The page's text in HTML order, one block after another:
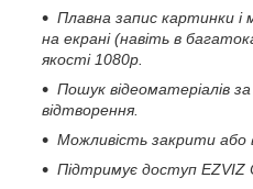
Плавна запис картинки і
на екрані (навіть в
якості 1080р.
Пошук відеоматеріалів
відтворення.
Можливість закрити або
Підтримує доступ EZVIZ